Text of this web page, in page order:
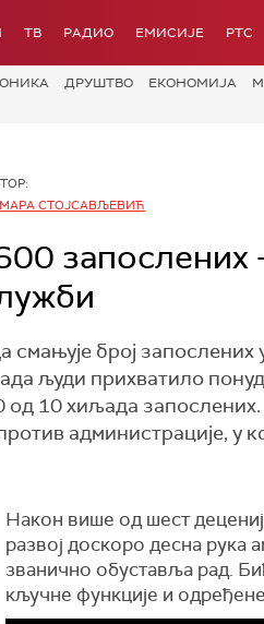
ТВ РАДИО ЕМИСИЈЕ РТС
ДРУШТВО ЕКОНОМИЈА
СТОЈСАВЉЕВИЋ
смањује број
људи прихватило
10 хиљада
администрације, у
Након више од шест
развој доскоро десна
званично обуставља рад.
кључне функције и